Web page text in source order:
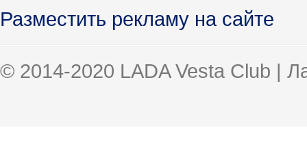
Разместить рекламу на сайте
© 2014-2020 LADA Vesta Club |